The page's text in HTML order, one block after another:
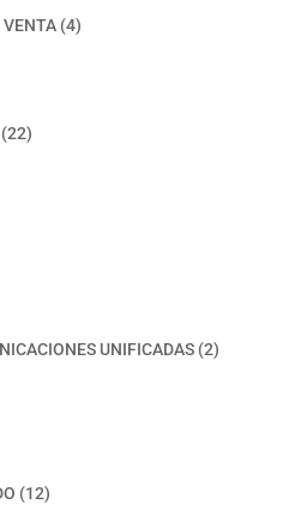
VENTA 44
2222
UNIFICADAS 22
1212